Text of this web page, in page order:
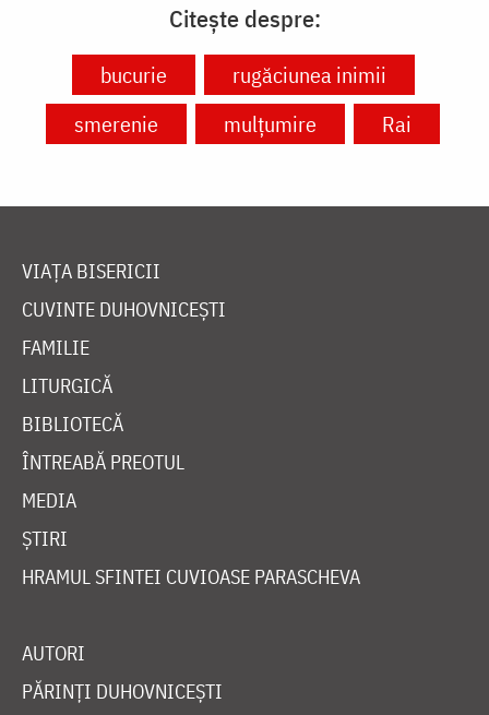
Citește despre:
bucurie
rugăciunea inimii
smerenie
mulțumire Rai
VIAȚA BISERICII
CUVINTE DUHOVNICEȘTI
FAMILIE
LITURGICĂ
BIBLIOTECĂ
ÎNTREABĂ PREOTUL
MEDIA
ȘTIRI
HRAMUL SFINTEI CUVIOASE PARASCHEVA
AUTORI
PĂRINȚI DUHOVNICEȘTI